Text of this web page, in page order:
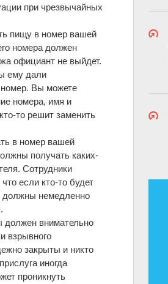
при чрезвычайных
пищу в номер вашей
номера должен
официант не выйдет.
ему дали
номер. Вы можете
номера, имя и
то решит заменить
в номер вашей
получать каких-
Сотрудники
если кто-то будет
должны немедленно
должен внимательно
взрывного
закрыты и никто
иногда
проникнуть